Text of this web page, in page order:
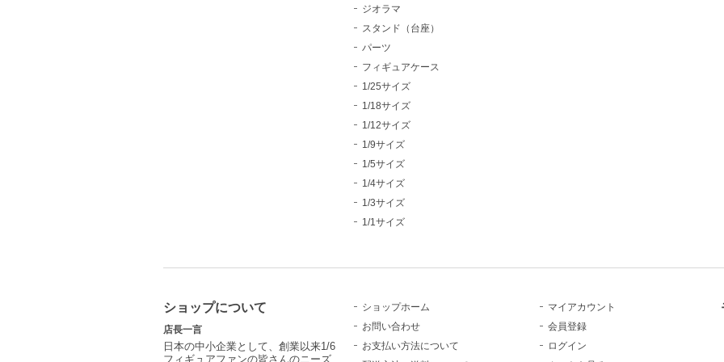
ジオラマ
スタンド（台座）
パーツ
フィギュアケース
1/25サイズ
1/18サイズ
1/12サイズ
1/9サイズ
1/5サイズ
1/4サイズ
1/3サイズ
1/1サイズ
ショップについて
店長一言
日本の中小企業として、創業以来1/6
フィギュアファンの皆さんのニーズ
ショップホーム
お問い合わせ
お支払い方法について
マイアカウント
会員登録
ログイン